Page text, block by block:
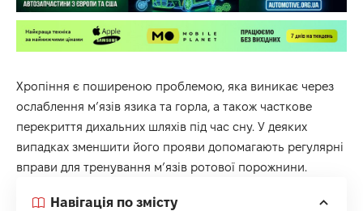
Хропіння є поширеною проблемою, яка виникає через
ослаблення м’язів язика та горла, а також часткове
перекриття дихальних шляхів під час сну. У деяких
випадках зменшити його прояви допомагають регулярні
вправи для тренування м’язів ротової порожнини.
Навігація по змісту